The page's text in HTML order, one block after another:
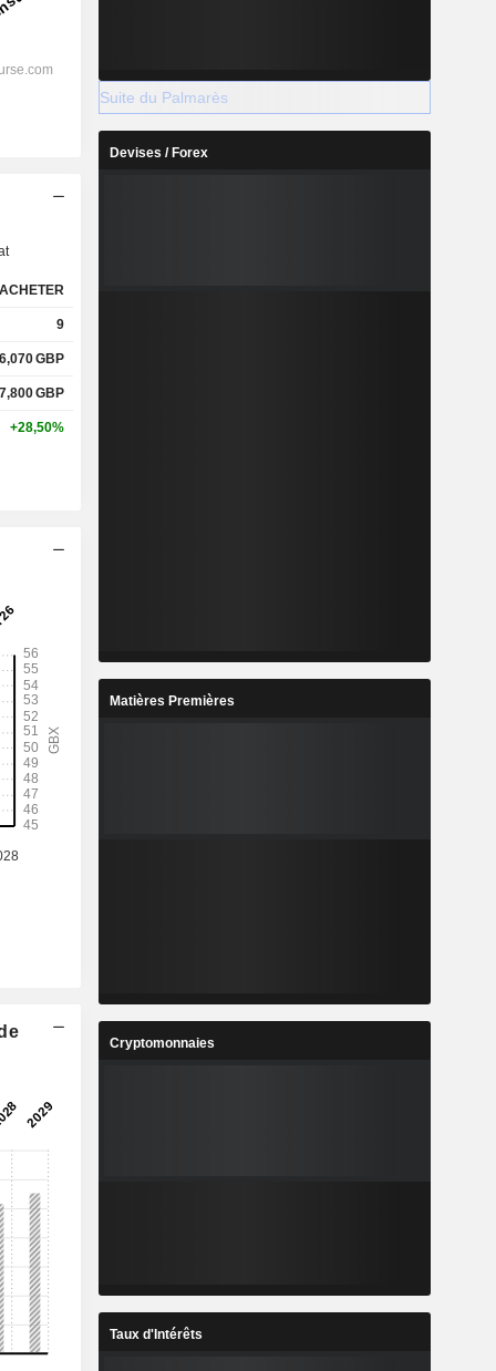
ACHETER
9
6,070GBP
7,800GBP
+28,50%
Suite du Palmarès
Devises / Forex
Matières Premières
Cryptomonnaies
Taux d'Intérêts